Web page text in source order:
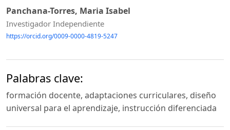
Panchana-Torres, Maria Isabel
Investigador Independiente
https://orcid.org/0009-0000-4819-5247
Palabras clave:
formación docente, adaptaciones curriculares, diseño
universal para el aprendizaje, instrucción diferenciada